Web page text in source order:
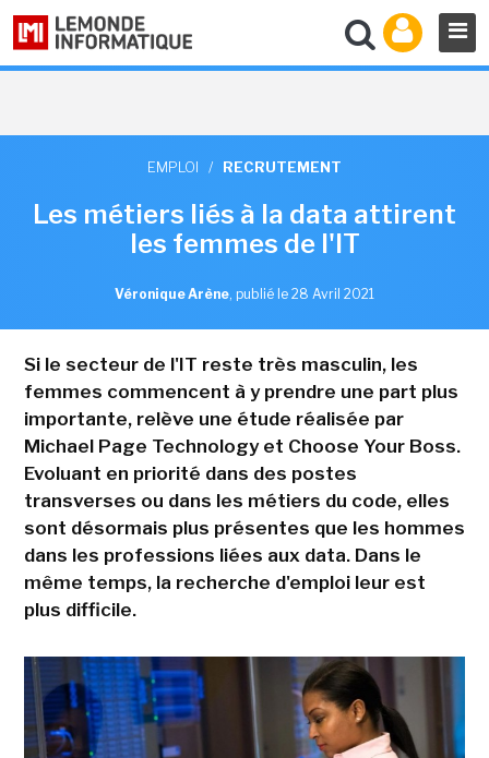
EMPLOI / RECRUTEMENT
Les métiers liés à la data attirent
les femmes de l'IT
Véronique Arène, publié le 28 Avril 2021
Si le secteur de l'IT reste très masculin, les
femmes commencent à y prendre une part plus
importante, relève une étude réalisée par
Michael Page Technology et Choose Your Boss.
Evoluant en priorité dans des postes
transverses ou dans les métiers du code, elles
sont désormais plus présentes que les hommes
dans les professions liées aux data. Dans le
même temps, la recherche d'emploi leur est
plus difficile.